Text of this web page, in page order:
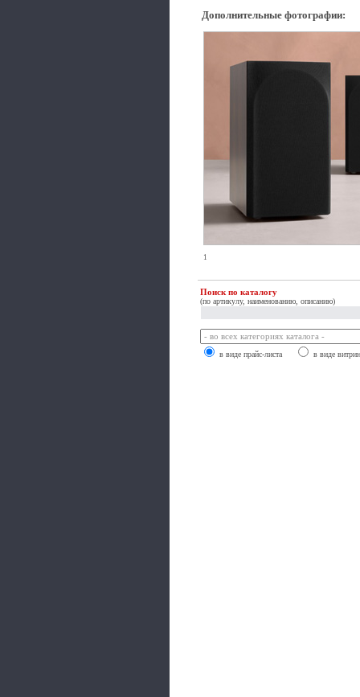
Дополнительные фотографии:
1
Поиск по каталогу
(по артикулу, наименованию, описанию)
в виде прайс-листа в виде